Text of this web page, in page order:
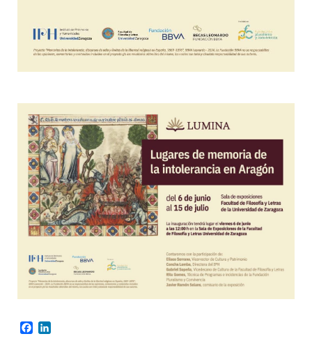
Facebook